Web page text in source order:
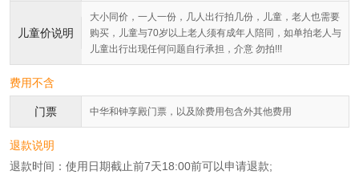
儿童价说明
大小同价，一人一份，几人出行拍几份，儿童，老人也需要
购买，儿童与70岁以上老人须有成年人陪同，如单拍老人与
儿童出行出现任何问题自行承担，介意 勿拍!!!
费用不含
门票 中华和钟享殿门票，以及除费用包含外其他费用
退款说明
退款时间：使用日期截止前7天18:00前可以申请退款;